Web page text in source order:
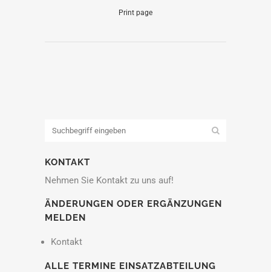
Print page
KONTAKT
Nehmen Sie Kontakt zu uns auf!
ÄNDERUNGEN ODER ERGÄNZUNGEN
MELDEN
Kontakt
ALLE TERMINE EINSATZABTEILUNG